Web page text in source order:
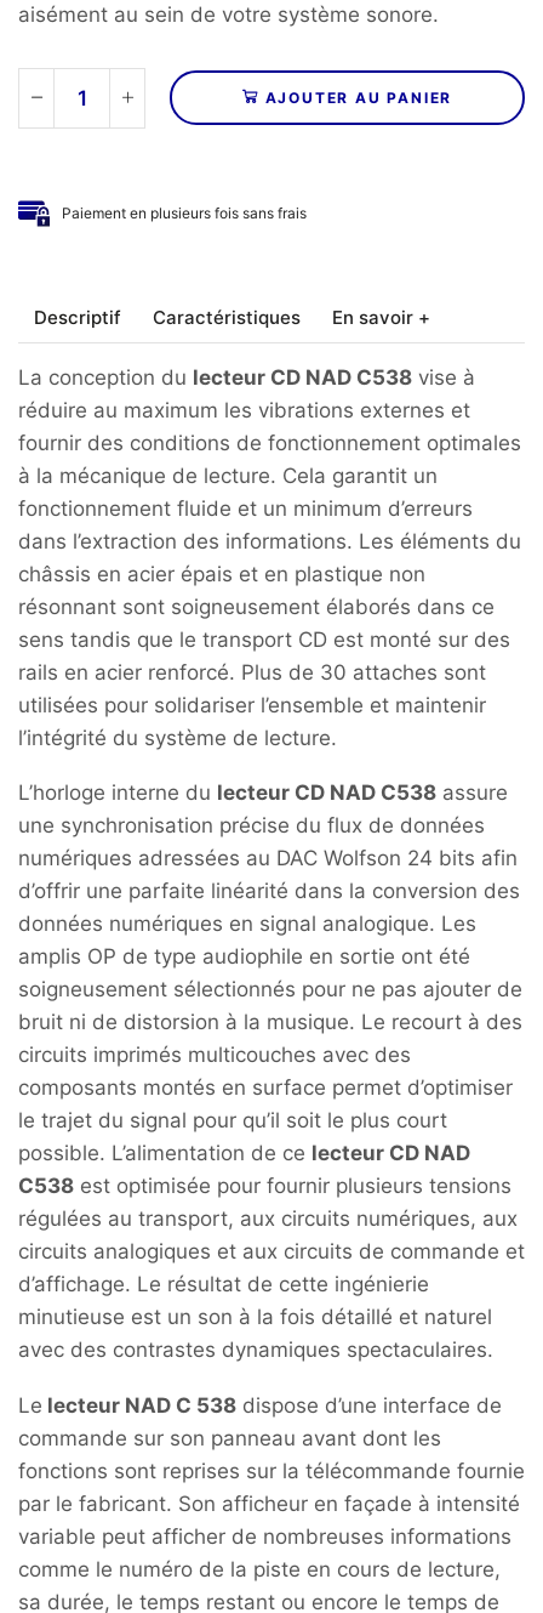
aisément au sein de votre système sonore.
quantité
de
Lecteur
AJOUTER AU PANIER
Paiement en plusieurs fois sans frais
Descriptif Caractéristiques En savoir +
La conception du lecteur CD NAD C538 vise à
réduire au maximum les vibrations externes et
fournir des conditions de fonctionnement optimales
à la mécanique de lecture. Cela garantit un
fonctionnement fluide et un minimum d’erreurs
dans l’extraction des informations. Les éléments du
châssis en acier épais et en plastique non
résonnant sont soigneusement élaborés dans ce
sens tandis que le transport CD est monté sur des
rails en acier renforcé. Plus de 30 attaches sont
utilisées pour solidariser l’ensemble et maintenir
l’intégrité du système de lecture.
L’horloge interne du lecteur CD NAD C538 assure
une synchronisation précise du flux de données
numériques adressées au DAC Wolfson 24 bits afin
d’offrir une parfaite linéarité dans la conversion des
données numériques en signal analogique. Les
amplis OP de type audiophile en sortie ont été
soigneusement sélectionnés pour ne pas ajouter de
bruit ni de distorsion à la musique. Le recourt à des
circuits imprimés multicouches avec des
composants montés en surface permet d’optimiser
le trajet du signal pour qu’il soit le plus court
possible. L’alimentation de ce lecteur CD NAD
C538 est optimisée pour fournir plusieurs tensions
régulées au transport, aux circuits numériques, aux
circuits analogiques et aux circuits de commande et
d’affichage. Le résultat de cette ingénierie
minutieuse est un son à la fois détaillé et naturel
avec des contrastes dynamiques spectaculaires.
Le lecteur NAD C 538 dispose d’une interface de
commande sur son panneau avant dont les
fonctions sont reprises sur la télécommande fournie
par le fabricant. Son afficheur en façade à intensité
variable peut afficher de nombreuses informations
comme le numéro de la piste en cours de lecture,
sa durée, le temps restant ou encore le temps de